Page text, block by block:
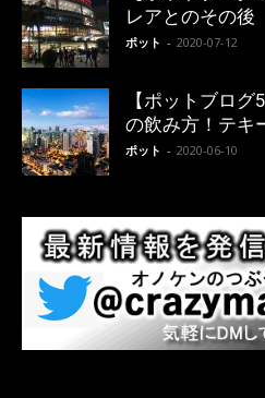
レアとのその後
ポット - 2020-07-12
【ポットブロ
の飲み方！テキ
ポット - 2020-06-10